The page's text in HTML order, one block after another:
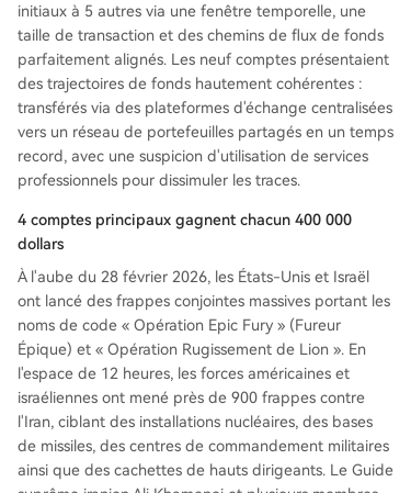
initiaux à 5 autres via une fenêtre temporelle, une
taille de transaction et des chemins de flux de fonds
parfaitement alignés. Les neuf comptes présentaient
des trajectoires de fonds hautement cohérentes :
transférés via des plateformes d'échange centralisées
vers un réseau de portefeuilles partagés en un temps
record, avec une suspicion d'utilisation de services
professionnels pour dissimuler les traces.
4 comptes principaux gagnent chacun 400 000
dollars
À l'aube du 28 février 2026, les États-Unis et Israël
ont lancé des frappes conjointes massives portant les
noms de code « Opération Epic Fury » (Fureur
Épique) et « Opération Rugissement de Lion ». En
l'espace de 12 heures, les forces américaines et
israéliennes ont mené près de 900 frappes contre
l'Iran, ciblant des installations nucléaires, des bases
de missiles, des centres de commandement militaires
ainsi que des cachettes de hauts dirigeants. Le Guide